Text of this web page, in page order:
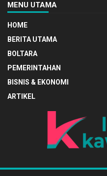
MENU UTAMA
HOME
BERITA UTAMA
BOLTARA
PEMERINTAHAN
BISNIS & EKONOMI
ARTIKEL